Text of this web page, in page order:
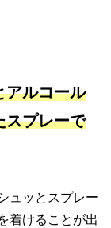
アルコール
スプレーで
ュッとスプレー
着けることが出